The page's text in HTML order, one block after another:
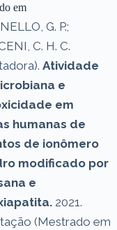
em
G. P.;
C. H. C.
Atividade
e
em
humanas de
de ionômero
modificado por
e
2021.
(Mestrado em